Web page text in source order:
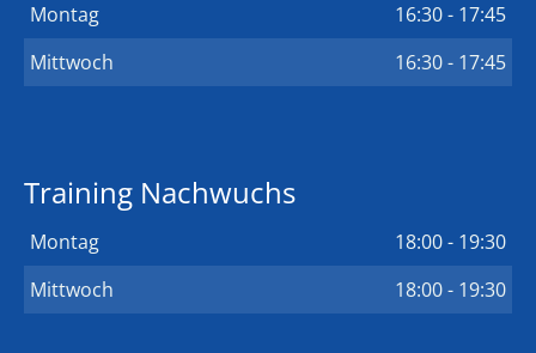
Montag
16:30 - 17:45
Mittwoch
16:30 - 17:45
Training Nachwuchs
Montag
18:00 - 19:30
Mittwoch
18:00 - 19:30